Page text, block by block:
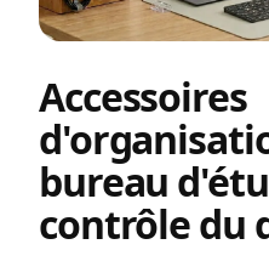
Accessoires
bureau
contrôle du